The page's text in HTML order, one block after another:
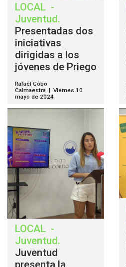
LOCAL -
Juventud.
Presentadas dos
iniciativas
dirigidas a los
jóvenes de Priego
Rafael Cobo
Calmaestra | Viernes 10
mayo de 2024
LOCAL -
Juventud.
Juventud
presenta la